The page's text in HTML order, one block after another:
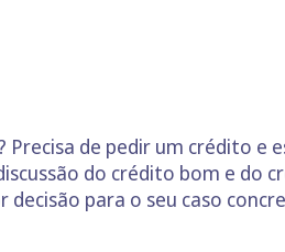
Precisa de pedir um crédito
do crédito bom e do
para o seu caso